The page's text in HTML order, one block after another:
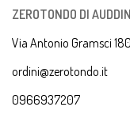
ZEROTONDO DI
Via Antonio Gramsci
ordini@zerotondo.it
0966937207